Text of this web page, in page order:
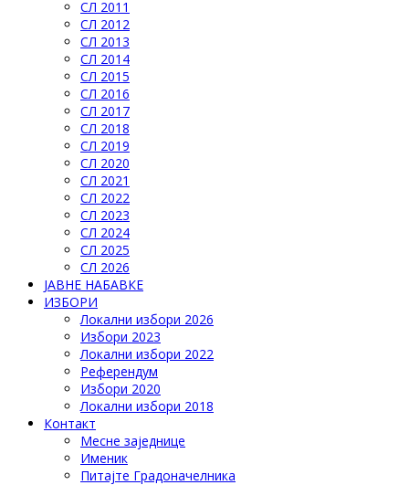
СЛ 2011
СЛ 2012
СЛ 2013
СЛ 2014
СЛ 2015
СЛ 2016
СЛ 2017
СЛ 2018
СЛ 2019
СЛ 2020
СЛ 2021
СЛ 2022
СЛ 2023
СЛ 2024
СЛ 2025
СЛ 2026
ЈАВНЕ НАБАВКЕ
ИЗБОРИ
Локални избори 2026
Избори 2023
Локални избори 2022
Референдум
Избори 2020
Локални избори 2018
Контакт
Месне заједнице
Именик
Питајте Градоначелника